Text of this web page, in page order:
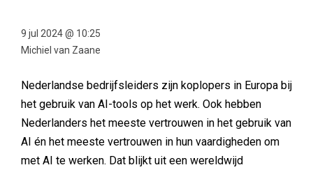
9 jul 2024 @ 10:25
Michiel van Zaane
Nederlandse bedrijfsleiders zijn koplopers in Europa bij
het gebruik van AI-tools op het werk. Ook hebben
Nederlanders het meeste vertrouwen in het gebruik van
AI én het meeste vertrouwen in hun vaardigheden om
met AI te werken. Dat blijkt uit een wereldwijd